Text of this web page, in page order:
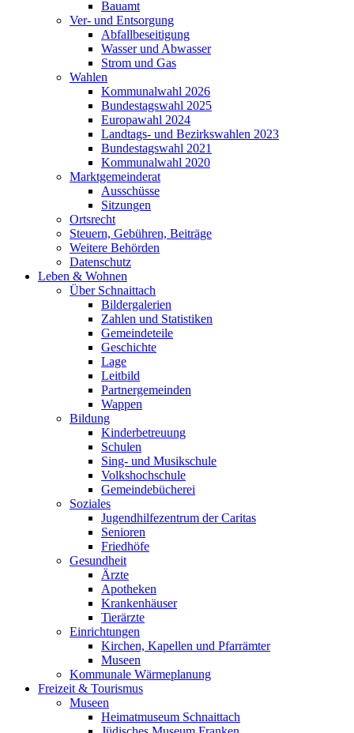
Bauamt
Ver- und Entsorgung
Abfallbeseitigung
Wasser und Abwasser
Strom und Gas
Wahlen
Kommunalwahl 2026
Bundestagswahl 2025
Europawahl 2024
Landtags- und Bezirkswahlen 2023
Bundestagswahl 2021
Kommunalwahl 2020
Marktgemeinderat
Ausschüsse
Sitzungen
Ortsrecht
Steuern, Gebühren, Beiträge
Weitere Behörden
Datenschutz
Leben & Wohnen
Über Schnaittach
Bildergalerien
Zahlen und Statistiken
Gemeindeteile
Geschichte
Lage
Leitbild
Partnergemeinden
Wappen
Bildung
Kinderbetreuung
Schulen
Sing- und Musikschule
Volkshochschule
Gemeindebücherei
Soziales
Jugendhilfezentrum der Caritas
Senioren
Friedhöfe
Gesundheit
Ärzte
Apotheken
Krankenhäuser
Tierärzte
Einrichtungen
Kirchen, Kapellen und Pfarrämter
Museen
Kommunale Wärmeplanung
Freizeit & Tourismus
Museen
Heimatmuseum Schnaittach